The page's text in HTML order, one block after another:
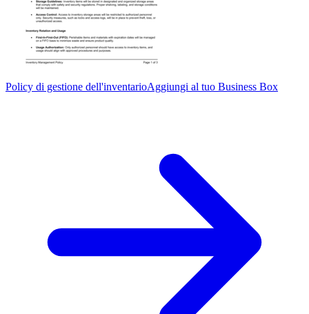
Policy di gestione dell'inventarioAggiungi al tuo Business Box